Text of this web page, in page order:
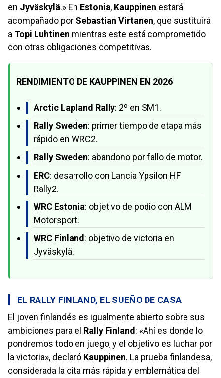
en Jyväskylä.» En Estonia, Kauppinen estará
acompañado por Sebastian Virtanen, que sustituirá
a Topi Luhtinen mientras este está comprometido
con otras obligaciones competitivas.
RENDIMIENTO DE KAUPPINEN EN 2026
Arctic Lapland Rally: 2º en SM1.
Rally Sweden: primer tiempo de etapa más
rápido en WRC2.
Rally Sweden: abandono por fallo de motor.
ERC: desarrollo con Lancia Ypsilon HF
Rally2.
WRC Estonia: objetivo de podio con ALM
Motorsport.
WRC Finland: objetivo de victoria en
Jyväskylä.
EL RALLY FINLAND, EL SUEÑO DE CASA
El joven finlandés es igualmente abierto sobre sus
ambiciones para el Rally Finland : «Ahí es donde lo
pondremos todo en juego, y el objetivo es luchar por
la victoria», declaró Kauppinen. La prueba finlandesa,
considerada la cita más rápida y emblemática del